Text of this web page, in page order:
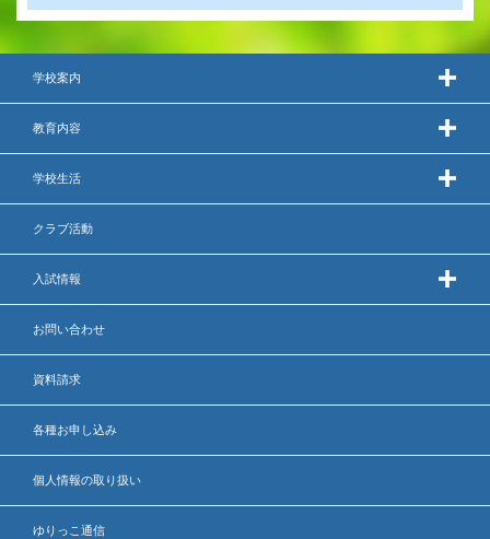
学校案内
教育内容
学校生活
クラブ活動
入試情報
お問い合わせ
資料請求
各種お申し込み
個人情報の取り扱い
ゆりっこ通信
2027年度 入試について
入試イベント情報
進路実績
推薦制度